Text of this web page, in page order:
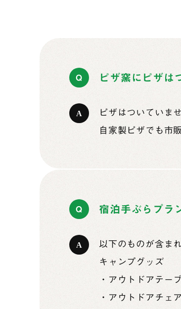
ピザ窯にピザは
ピザはついていま
自家製ピザでも市
宿泊手ぶらプラ
以下のものが含ま
キャンプグッズ
・アウトドアテー
・アウトドアチェ